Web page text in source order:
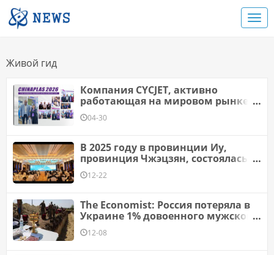
Живой гид
Компания CYCJET, активно
работающая на мировом рынке,
успешно завершила участие в
Chianplas и теперь готовится к
04-30
В 2025 году в провинции Иу,
провинция Чжэцзян, состоялась
тематическая публикация
онлайн-международной
«Цзинь» - Здравствуйте Иу
12-22
The Economist: Россия потеряла в
Украине 1% довоенного мужского
населения
12-08